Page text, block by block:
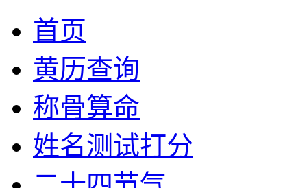
首页
黄历查询
称骨算命
姓名测试打分